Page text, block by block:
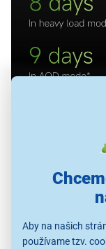
Aby na našich
používame tzv.
Jednoduché
Xiaomi Smart
smartfónom so
12.0 a vyšším.
pripojenie
Spojenie so